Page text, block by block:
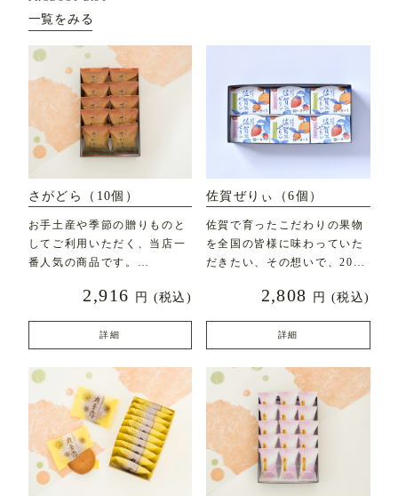
一覧をみる
さがどら（10個）
お手土産や季節の贈りものと
してご利用いただく、当店一
番人気の商品です。
2,916 円 (税込)
詳細
佐賀ぜりぃ（6個）
佐賀で育ったこだわりの果物
を全国の皆様に味わっていた
だきたい、その想いで、2020
2,808 円 (税込)
詳細